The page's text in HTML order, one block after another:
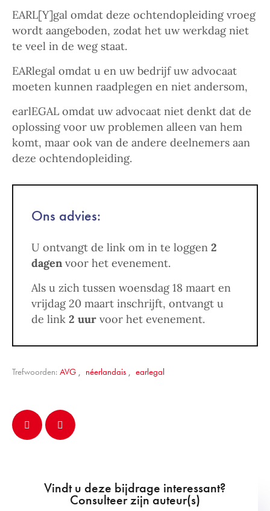
EARL[Y]gal omdat deze ochtendopleiding vroeg
wordt aangeboden, zodat het uw werkdag niet
te veel in de weg staat.
EARlegal omdat u en uw bedrijf uw advocaat
moeten kunnen raadplegen en niet andersom,
earlEGAL omdat uw advocaat niet denkt dat de
oplossing voor uw problemen alleen van hem
komt, maar ook van de andere deelnemers aan
deze ochtendopleiding.
Ons advies:
U ontvangt de link om in te loggen 2
dagen voor het evenement.
Als u zich tussen woensdag 18 maart en
vrijdag 20 maart inschrijft, ontvangt u
de link 2 uur voor het evenement.
Trefwoorden: AVG , néerlandais , earlegal
Vindt u deze bijdrage interessant?
Consulteer zijn auteur(s)